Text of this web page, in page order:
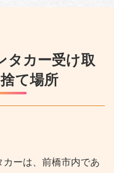
タカー受け取
て場所
ーは、前橋市内であ